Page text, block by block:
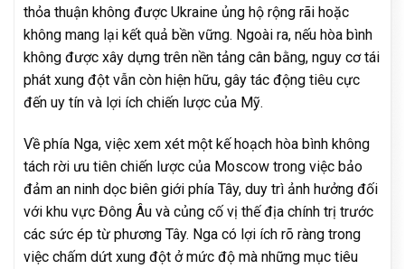
thỏa thuận không được Ukraine ủng hộ rộng rãi hoặc
không mang lại kết quả bền vững. Ngoài ra, nếu hòa bình
không được xây dựng trên nền tảng cân bằng, nguy cơ tái
phát xung đột vẫn còn hiện hữu, gây tác động tiêu cực
đến uy tín và lợi ích chiến lược của Mỹ.
Về phía Nga, việc xem xét một kế hoạch hòa bình không
tách rời ưu tiên chiến lược của Moscow trong việc bảo
đảm an ninh dọc biên giới phía Tây, duy trì ảnh hưởng đối
với khu vực Đông Âu và củng cố vị thế địa chính trị trước
các sức ép từ phương Tây. Nga có lợi ích rõ ràng trong
việc chấm dứt xung đột ở mức độ mà những mục tiêu